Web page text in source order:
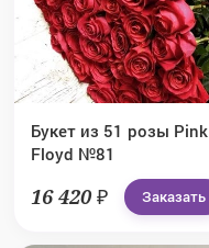
Букет из 51 розы Pink
Floyd №81
16 420 ₽ Заказать